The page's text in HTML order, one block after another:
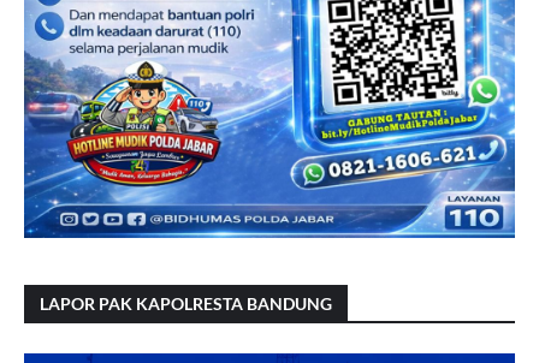
LAPOR PAK KAPOLRESTA BANDUNG